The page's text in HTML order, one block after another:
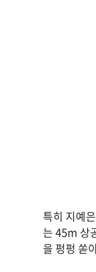
특히 지예
는 45m 상
을 펑펑 쏟